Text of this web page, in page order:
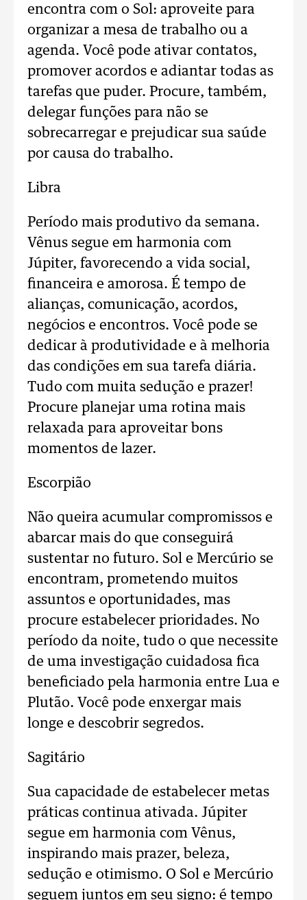
encontra com o Sol: aproveite para
organizar a mesa de trabalho ou a
agenda. Você pode ativar contatos,
promover acordos e adiantar todas as
tarefas que puder. Procure, também,
delegar funções para não se
sobrecarregar e prejudicar sua saúde
por causa do trabalho.
Libra
Período mais produtivo da semana.
Vênus segue em harmonia com
Júpiter, favorecendo a vida social,
financeira e amorosa. É tempo de
alianças, comunicação, acordos,
negócios e encontros. Você pode se
dedicar à produtividade e à melhoria
das condições em sua tarefa diária.
Tudo com muita sedução e prazer!
Procure planejar uma rotina mais
relaxada para aproveitar bons
momentos de lazer.
Escorpião
Não queira acumular compromissos e
abarcar mais do que conseguirá
sustentar no futuro. Sol e Mercúrio se
encontram, prometendo muitos
assuntos e oportunidades, mas
procure estabelecer prioridades. No
período da noite, tudo o que necessite
de uma investigação cuidadosa fica
beneficiado pela harmonia entre Lua e
Plutão. Você pode enxergar mais
longe e descobrir segredos.
Sagitário
Sua capacidade de estabelecer metas
práticas continua ativada. Júpiter
segue em harmonia com Vênus,
inspirando mais prazer, beleza,
sedução e otimismo. O Sol e Mercúrio
seguem juntos em seu signo: é tempo